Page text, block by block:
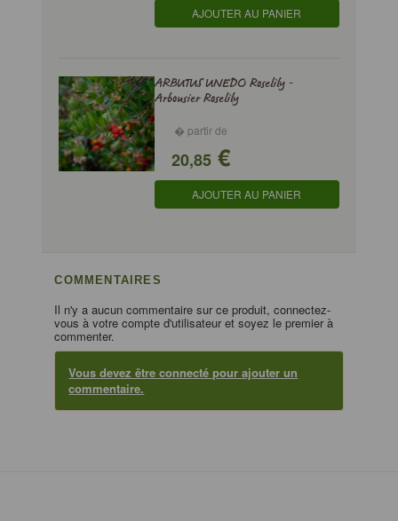
AJOUTER AU PANIER
ARBUTUS UNEDO Roselily -
Arbousier Roselily
� partir de
20,85€
AJOUTER AU PANIER
COMMENTAIRES
Il n'y a aucun commentaire sur ce produit, connectez-
vous à votre compte d'utilisateur et soyez le premier à
commenter.
Vous devez être connecté pour ajouter un
commentaire.